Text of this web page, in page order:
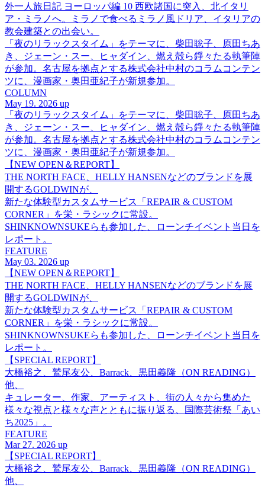
外一人旅日記 ヨーロッパ編 10 西欧諸国に突入、北イタリ
ア・ミラノへ。ミラノで食べるミラノ風ドリア、イタリアの
教会建築との出会い。
「夜のリラックスタイム」をテーマに、柴田聡子、原田ちあ
き、ジェーン・スー、ヒャダイン、燃え殻ら錚々たる執筆陣
が参加。名古屋を拠点とする株式会社中村のコラムコンテン
ツに、漫画家・奥田亜紀子が新規参加。
COLUMN
May 19. 2026 up
「夜のリラックスタイム」をテーマに、柴田聡子、原田ちあ
き、ジェーン・スー、ヒャダイン、燃え殻ら錚々たる執筆陣
が参加。名古屋を拠点とする株式会社中村のコラムコンテン
ツに、漫画家・奥田亜紀子が新規参加。
【NEW OPEN＆REPORT】
THE NORTH FACE、HELLY HANSENなどのブランドを展
開するGOLDWINが、
新たな体験型カスタムサービス「REPAIR & CUSTOM
CORNER」を栄・ラシックに常設。
SHINKNOWNSUKEらも参加した、ローンチイベント当日を
レポート。
FEATURE
May 03. 2026 up
【NEW OPEN＆REPORT】
THE NORTH FACE、HELLY HANSENなどのブランドを展
開するGOLDWINが、
新たな体験型カスタムサービス「REPAIR & CUSTOM
CORNER」を栄・ラシックに常設。
SHINKNOWNSUKEらも参加した、ローンチイベント当日を
レポート。
【SPECIAL REPORT】
大橋裕之、鷲尾友公、Barrack、黒田義隆（ON READING）
他、
キュレーター、作家、アーティスト、街の人々から集めた
様々な視点と様々な声とともに振り返る、国際芸術祭「あい
ち2025」。
FEATURE
Mar 27. 2026 up
【SPECIAL REPORT】
大橋裕之、鷲尾友公、Barrack、黒田義隆（ON READING）
他、